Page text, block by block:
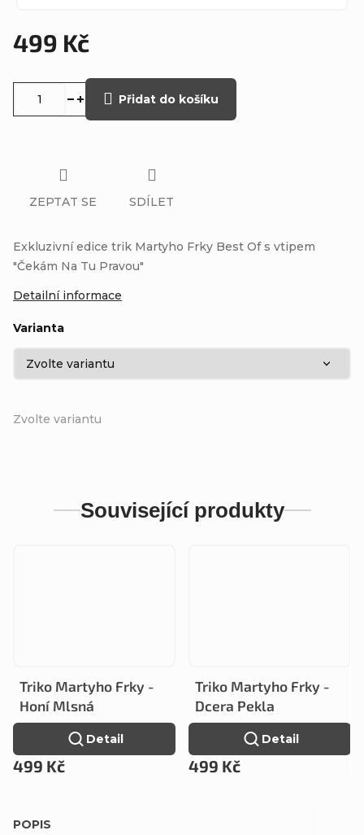
499 Kč
Zvolte variantu
Varianta
Přidat do košíku
Exkluzivní edice trik Martyho Frky Best Of s vtipem
"Čekám Na Tu Pravou"
Detailní informace
ZEPTAT SE SDÍLET
Související produkty
Triko Martyho Frky -
Honí Mlsná
499 Kč
Detail
Triko Martyho Frky -
Dcera Pekla
499 Kč
Detail
POPIS